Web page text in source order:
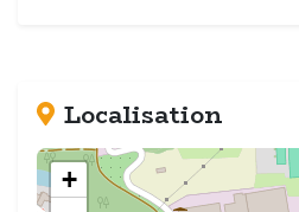
Localisation
+